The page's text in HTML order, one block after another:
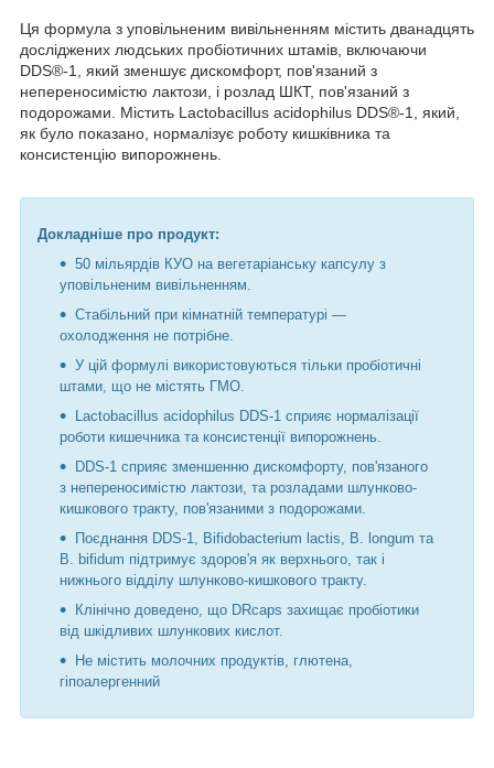
Ця формула з уповільненим вивільненням містить дванадцять
досліджених людських пробіотичних штамів, включаючи
DDS®-1, який зменшує дискомфорт, пов'язаний з
непереносимістю лактози, і розлад ШКТ, пов'язаний з
подорожами. Містить Lactobacillus acidophilus DDS®-1, який,
як було показано, нормалізує роботу кишківника та
консистенцію випорожнень.
Докладніше про продукт:
50 мільярдів КУО на вегетаріанську капсулу з
уповільненим вивільненням.
Стабільний при кімнатній температурі —
охолодження не потрібне.
У цій формулі використовуються тільки пробіотичні
штами, що не містять ГМО.
Lactobacillus acidophilus DDS-1 сприяє нормалізації
роботи кишечника та консистенції випорожнень.
DDS-1 сприяє зменшенню дискомфорту, пов'язаного
з непереносимістю лактози, та розладами шлунково-
кишкового тракту, пов'язаними з подорожами.
Поєднання DDS-1, Bifidobacterium lactis, B. longum та
B. bifidum підтримує здоров'я як верхнього, так і
нижнього відділу шлунково-кишкового тракту.
Клінічно доведено, що DRcaps захищає пробіотики
від шкідливих шлункових кислот.
Не містить молочних продуктів, глютена,
гіпоалергенний